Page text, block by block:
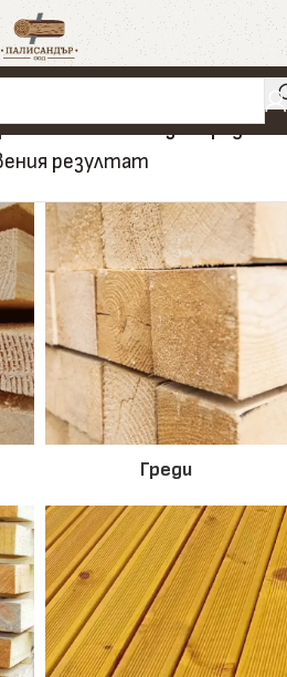
елемент за ограда
резултат
Греди